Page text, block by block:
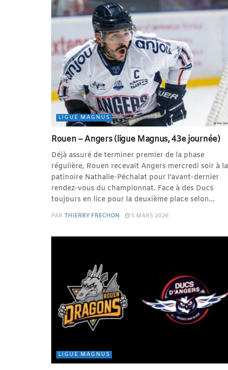
LIGUE MAGNUS
Rouen – Angers (ligue Magnus, 43e journée)
Déjà assuré de terminer premier de la phase
régulière, Rouen recevait Angers mercredi soir à la
patinoire Nathalie-Péchalat pour l’avant-dernier
rendez-vous du championnat. Face à des Ducs
toujours en lice pour la deuxième place selon...
PAR THIERRY FRECHON 5 MARS 2026
LIGUE MAGNUS